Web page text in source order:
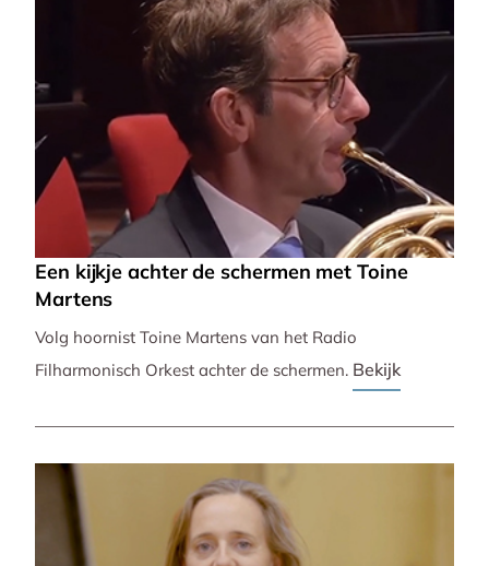
Een kijkje achter de schermen met Toine
Martens
Volg hoornist Toine Martens van het Radio
Filharmonisch Orkest achter de schermen. Bekijk